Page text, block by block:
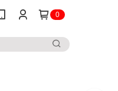
0